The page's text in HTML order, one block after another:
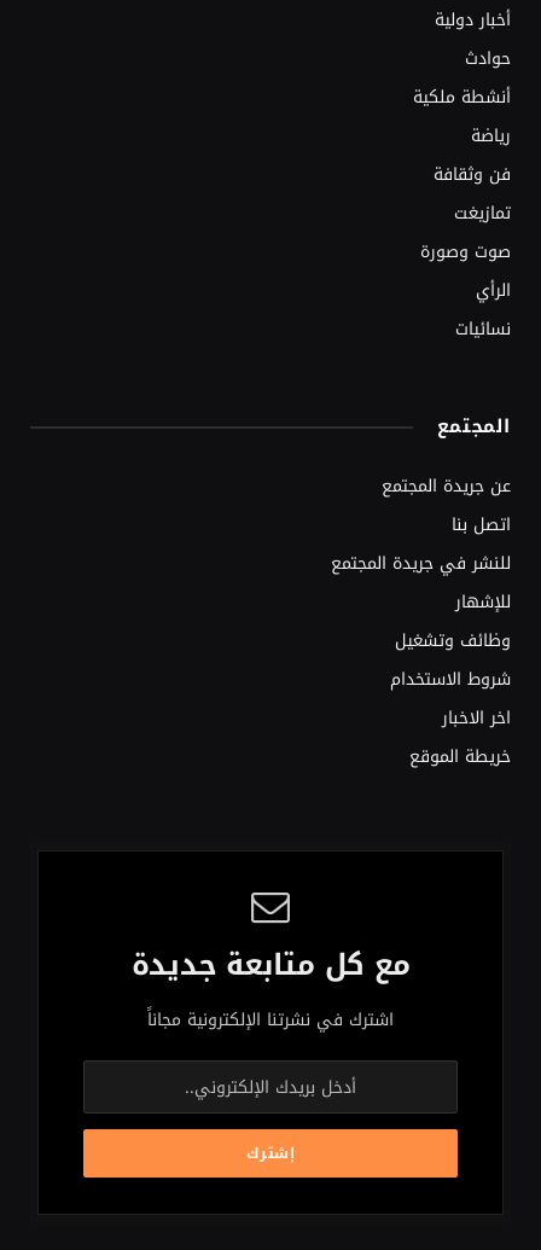
أخبار دولية
حوادث
أنشطة ملكية
رياضة
فن وثقافة
تمازيغت
صوت وصورة
الرأي
نسائيات
المجتمع
عن جريدة المجتمع
اتصل بنا
للنشر في جريدة المجتمع
للإشهار
وظائف وتشغيل
شروط الاستخدام
اخر الاخبار
خريطة الموقع
مع كل متابعة جديدة
اشترك في نشرتنا الإلكترونية مجاناً